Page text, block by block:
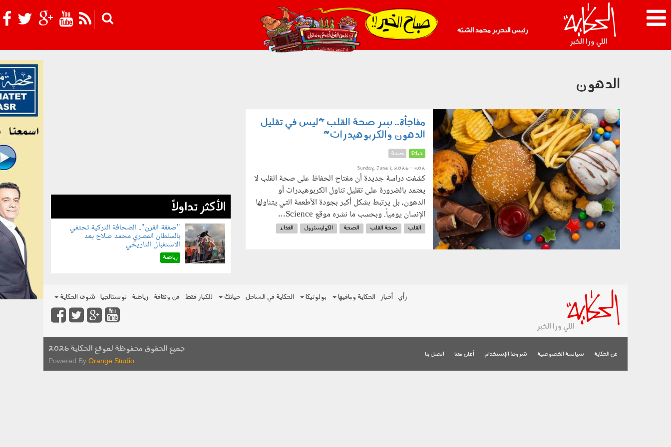
رئيس التحرير محمد الشبّه
021_2.png
الدهون
070603.jpg
مفاجأة.. سِر صحة القلب "ليس في تقليل
الدهون والكربوهيدرات"
حياتك صحة
Sunday, June 7, 2026 - 14:02
كشفت دراسة جديدة أن مفتاح الحفاظ على صحة القلب لا
يعتمد بالضرورة على تقليل تناول الكربوهيدرات أو
الدهون، بل يرتبط بشكل أكبر بجودة الأطعمة التي يتناولها
الإنسان يومياً. وبحسب ما نشره موقع Science...
القلب صحة القلب الصحة الكوليسترول
الغذاء
الأكثر تداولاً
070801.jpg
"صفقة القرن".. الصحافة التركية تحتفي
بالسلطان المصري محمد صلاح بعد
الاستقبال التاريخي
رياضة
رأي أخبار الحكاية ومافيها بولوتيكا الحكاية في الساحل حياتك للكبار فقط فن وثقافة رياضة نوستالجيا شوف الحكاية
عن الحكاية سياسة الخصوصية شروط الإستخدام أعلن معنا اتصل بنا جميع الحقوق محفوظة لموقع الحكاية 2026
Powered By Orange Studio